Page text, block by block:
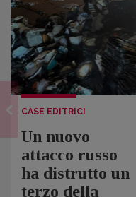
CASE EDITRICI
Un nuovo
attacco russo
ha distrutto un
terzo della